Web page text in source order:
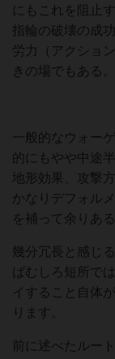
にもこれを阻止
指輪の破壊の成
労力（アクショ
きの場でもある。
一般的なウォー
的にもやや中途
地形効果、攻撃
かなりデフォル
を補って余りあ
幾分冗長と感じ
ばむしろ短所で
イすること自体
ります。
前に述べたルー